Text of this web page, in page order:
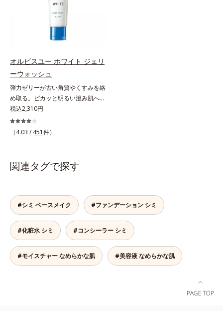
な年齢肌の“メラニンメタボ(*3)”に
アプローチして、澄みわたる美肌を
目指します。*1 メラニンの生成を
抑え、シミ・ソバカスを防ぐ*2 年
生成する状態
オルビスユー ホワイト ジェリ
ーウォッシュ
弾力ゼリーが古い角質やくすみを絡
め取る。ピカッと明るい澄み肌へ。
若々しく透明感のある美肌を構成す
る要素と、年齢肌(*1)のメラニン生
成にアプローチして、明るくなめら
し、全方位的に肌の底上げを図りま
す。さらに、シミと年齢の関係に着
ニンメタボ(*2)”にアプローチして、
澄みわたる美肌を目指します。*1
年齢を重ねた肌*2 メラニンが過剰
に生成する状態
税込2,310円
（4.03 / 451件）
関連タグで探す
#シミ ベースメイク #ファンデーション シミ
#化粧水 シミ #コンシーラー シミ
#モイスチャー なめらかな肌 #美容液 なめらかな肌